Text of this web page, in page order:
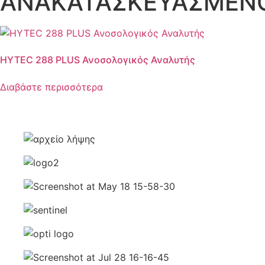
HYTEC 288 PLUS Ανοσολογικός Αναλυτής
Διαβάστε περισσότερα